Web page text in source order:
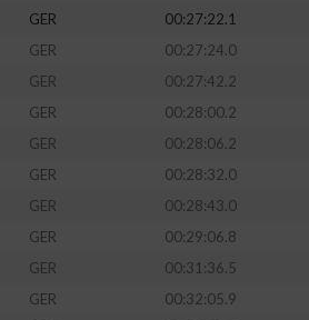
GER
00:27:22.1
GER
00:27:24.0
GER
00:27:42.2
GER
00:28:00.2
GER
00:28:06.2
GER
00:28:32.0
GER
00:28:43.0
GER
00:29:06.8
GER
00:31:36.5
GER
00:32:05.9